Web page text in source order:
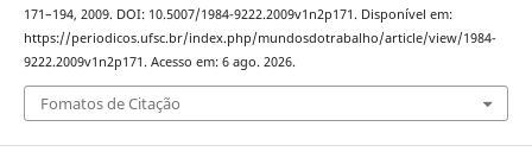
171–194, 2009. DOI: 10.5007/1984-9222.2009v1n2p171. Disponível em:
https://periodicos.ufsc.br/index.php/mundosdotrabalho/article/view/1984-
9222.2009v1n2p171. Acesso em: 6 ago. 2026.
Fomatos de Citação